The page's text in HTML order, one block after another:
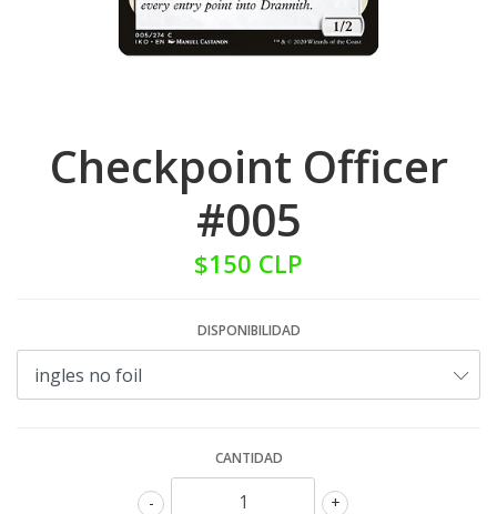
Checkpoint Officer
#005
$150 CLP
DISPONIBILIDAD
CANTIDAD
+
-